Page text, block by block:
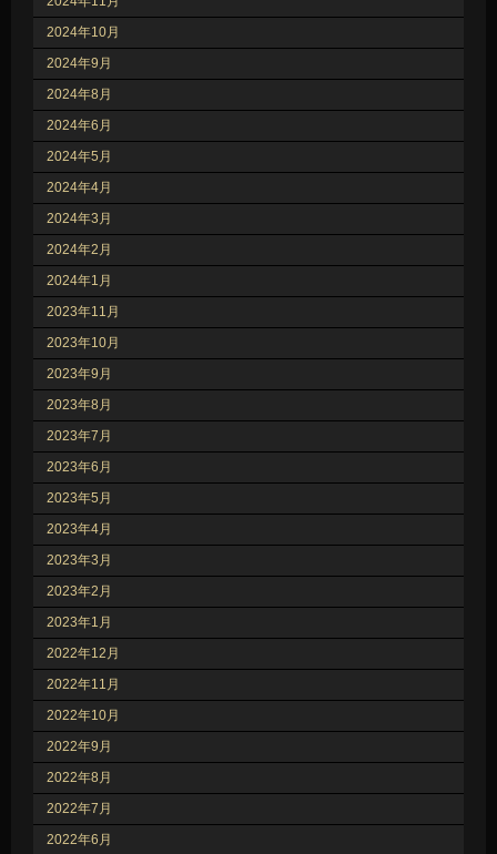
2024年10月
2024年9月
2024年8月
2024年6月
2024年5月
2024年4月
2024年3月
2024年2月
2024年1月
2023年11月
2023年10月
2023年9月
2023年8月
2023年7月
2023年6月
2023年5月
2023年4月
2023年3月
2023年2月
2023年1月
2022年12月
2022年11月
2022年10月
2022年9月
2022年8月
2022年7月
2022年6月